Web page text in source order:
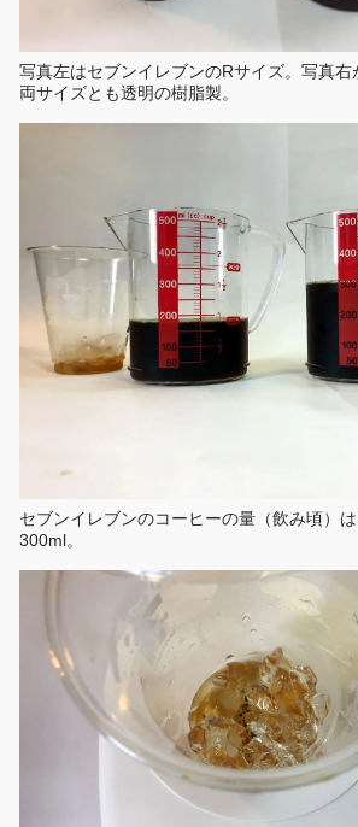
写真左はセブンイレブンのRサイズ。写真
両サイズとも透明の樹脂製。
セブンイレブンのコーヒーの量（飲み頃）
300ml。